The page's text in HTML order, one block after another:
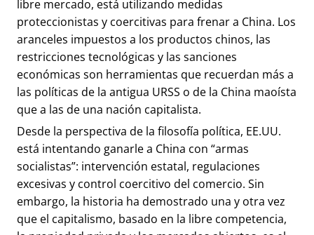
libre mercado, está utilizando medidas
proteccionistas y coercitivas para frenar a China. Los
aranceles impuestos a los productos chinos, las
restricciones tecnológicas y las sanciones
económicas son herramientas que recuerdan más a
las políticas de la antigua URSS o de la China maoísta
que a las de una nación capitalista.
Desde la perspectiva de la filosofía política, EE.UU.
está intentando ganarle a China con “armas
socialistas”: intervención estatal, regulaciones
excesivas y control coercitivo del comercio. Sin
embargo, la historia ha demostrado una y otra vez
que el capitalismo, basado en la libre competencia,